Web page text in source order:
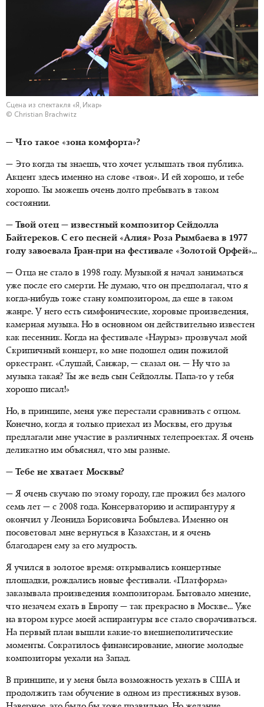
Сцена из спектакля «Я, Икар»
© Christian Brachwitz
— Что такое «зона комфорта»?
— Это когда ты знаешь, что хочет услышать твоя публика.
Акцент здесь именно на слове «твоя». И ей хорошо, и тебе
хорошо. Ты можешь очень долго пребывать в таком
состоянии.
— Твой отец — известный композитор Сейдолла
Байтереков. С его песней «Алия» Роза Рымбаева в 1977
году завоевала Гран-при на фестивале «Золотой Орфей»...
— Отца не стало в 1998 году. Музыкой я начал заниматься
уже после его смерти. Не думаю, что он предполагал, что я
когда-нибудь тоже стану композитором, да еще в таком
жанре. У него есть симфонические, хоровые произведения,
камерная музыка. Но в основном он действительно известен
как песенник. Когда на фестивале «Наурыз» прозвучал мой
Скрипичный концерт, ко мне подошел один пожилой
оркестрант. «Слушай, Санжар, — сказал он. — Ну что за
музыка такая? Ты же ведь сын Сейдоллы. Папа-то у тебя
хорошо писал!»
Но, в принципе, меня уже перестали сравнивать с отцом.
Конечно, когда я только приехал из Москвы, его друзья
предлагали мне участие в различных телепроектах. Я очень
деликатно им объяснял, что мы разные.
— Тебе не хватает Москвы?
— Я очень скучаю по этому городу, где прожил без малого
семь лет — с 2008 года. Консерваторию и аспирантуру я
окончил у Леонида Борисовича Бобылева. Именно он
посоветовал мне вернуться в Казахстан, и я очень
благодарен ему за его мудрость.
Я учился в золотое время: открывались концертные
площадки, рождались новые фестивали. «Платформа»
заказывала произведения композиторам. Бытовало мнение,
что незачем ехать в Европу — так прекрасно в Москве... Уже
на втором курсе моей аспирантуры все стало сворачиваться.
На первый план вышли какие-то внешнеполитические
моменты. Сократилось финансирование, многие молодые
композиторы уехали на Запад.
В принципе, и у меня была возможность уехать в США и
продолжить там обучение в одном из престижных вузов.